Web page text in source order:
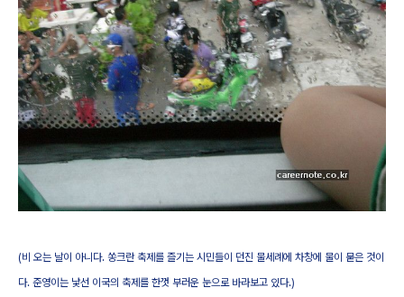
(비 오는 날이 아니다. 쏭크란 축제를 즐기는 시민들이 던진 물세례에 차창에 물이 묻은 것이
다. 준영이는 낯선 이국의 축제를 한껏 부러운 눈으로 바라보고 있다.)